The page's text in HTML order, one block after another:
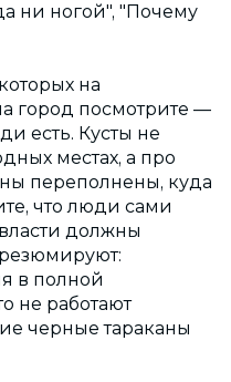
ни ногой", "Почему
на
город посмотрите —
есть. Кусты не
местах, а про
переполнены, куда
что люди сами
должны
в полной
не работают
черные тараканы